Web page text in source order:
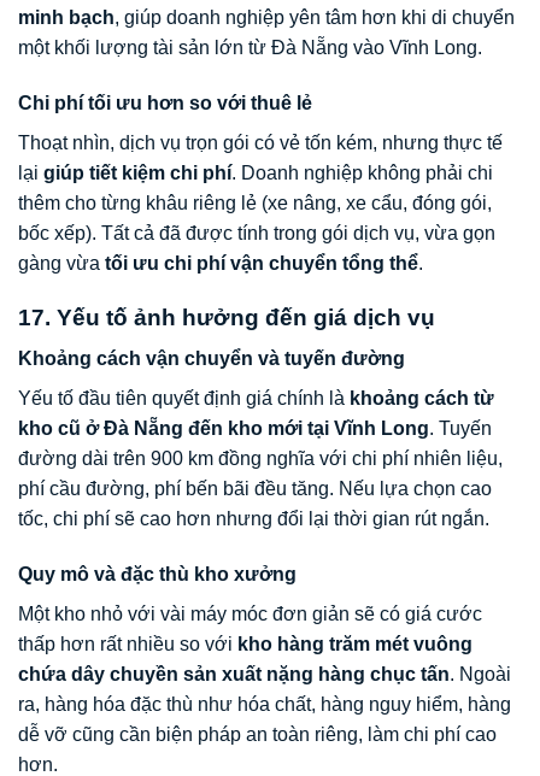
minh bạch, giúp doanh nghiệp yên tâm hơn khi di chuyển
một khối lượng tài sản lớn từ Đà Nẵng vào Vĩnh Long.
Chi phí tối ưu hơn so với thuê lẻ
Thoạt nhìn, dịch vụ trọn gói có vẻ tốn kém, nhưng thực tế
lại giúp tiết kiệm chi phí. Doanh nghiệp không phải chi
thêm cho từng khâu riêng lẻ (xe nâng, xe cẩu, đóng gói,
bốc xếp). Tất cả đã được tính trong gói dịch vụ, vừa gọn
gàng vừa tối ưu chi phí vận chuyển tổng thể.
17. Yếu tố ảnh hưởng đến giá dịch vụ
Khoảng cách vận chuyển và tuyến đường
Yếu tố đầu tiên quyết định giá chính là khoảng cách từ
kho cũ ở Đà Nẵng đến kho mới tại Vĩnh Long. Tuyến
đường dài trên 900 km đồng nghĩa với chi phí nhiên liệu,
phí cầu đường, phí bến bãi đều tăng. Nếu lựa chọn cao
tốc, chi phí sẽ cao hơn nhưng đổi lại thời gian rút ngắn.
Quy mô và đặc thù kho xưởng
Một kho nhỏ với vài máy móc đơn giản sẽ có giá cước
thấp hơn rất nhiều so với kho hàng trăm mét vuông
chứa dây chuyền sản xuất nặng hàng chục tấn. Ngoài
ra, hàng hóa đặc thù như hóa chất, hàng nguy hiểm, hàng
dễ vỡ cũng cần biện pháp an toàn riêng, làm chi phí cao
hơn.